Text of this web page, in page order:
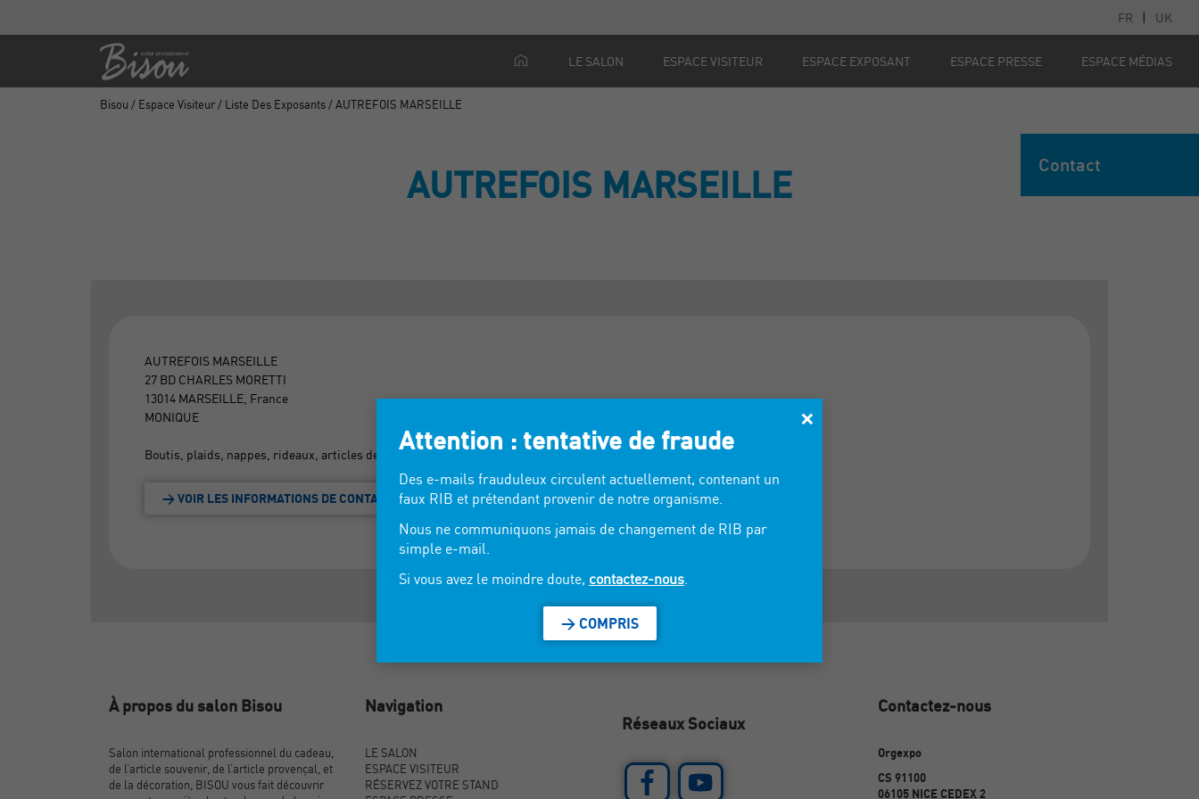
FR | UK
LE SALON ESPACE VISITEUR ESPACE EXPOSANT ESPACE PRESSE ESPACE MÉDIAS
Contact
Bisou / Espace Visiteur / Liste Des Exposants / AUTREFOIS MARSEILLE
AUTREFOIS MARSEILLE
AUTREFOIS MARSEILLE
27 BD CHARLES MORETTI
13014 MARSEILLE, France
MONIQUE
Boutis, plaids, nappes, rideaux, articles de décoration.
> VOIR LES INFORMATIONS DE CONTACT
À propos du salon Bisou
Salon international professionnel du cadeau,
de l’article souvenir, de l’article provençal, et
de la décoration, BISOU vous fait découvrir
Navigation
LE SALON
ESPACE VISITEUR
RÉSERVEZ VOTRE STAND
Réseaux Sociaux
Contactez-nous
Orgexpo
CS 91100
06105 NICE CEDEX 2
×
Attention : tentative de fraude
Des e-mails frauduleux circulent actuellement, contenant un
faux RIB et prétendant provenir de notre organisme.
Nous ne communiquons jamais de changement de RIB par
simple e-mail.
Si vous avez le moindre doute, contactez-nous
> COMPRIS